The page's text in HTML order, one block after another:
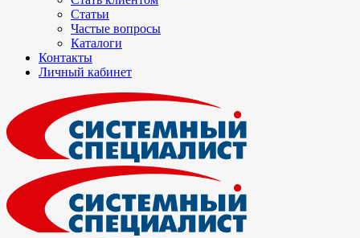
Статьи
Частые вопросы
Каталоги
Контакты
Личный кабинет